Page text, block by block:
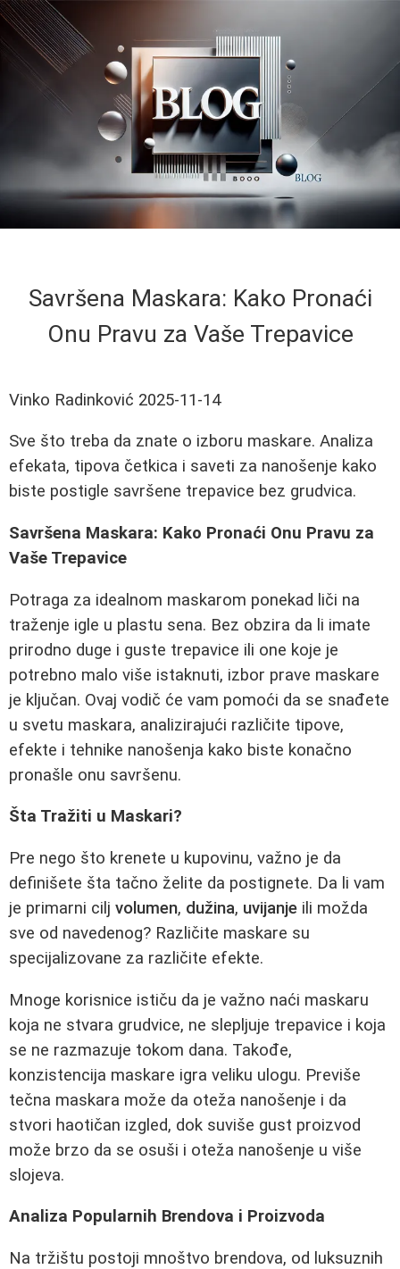
Savršena Maskara: Kako Pronaći
Onu Pravu za Vaše Trepavice
Vinko Radinković 2025-11-14
Sve što treba da znate o izboru maskare. Analiza
efekata, tipova četkica i saveti za nanošenje kako
biste postigle savršene trepavice bez grudvica.
Savršena Maskara: Kako Pronaći Onu Pravu za
Vaše Trepavice
Potraga za idealnom maskarom ponekad liči na
traženje igle u plastu sena. Bez obzira da li imate
prirodno duge i guste trepavice ili one koje je
potrebno malo više istaknuti, izbor prave maskare
je ključan. Ovaj vodič će vam pomoći da se snađete
u svetu maskara, analizirajući različite tipove,
efekte i tehnike nanošenja kako biste konačno
pronašle onu savršenu.
Šta Tražiti u Maskari?
Pre nego što krenete u kupovinu, važno je da
definišete šta tačno želite da postignete. Da li vam
je primarni cilj volumen, dužina, uvijanje ili možda
sve od navedenog? Različite maskare su
specijalizovane za različite efekte.
Mnoge korisnice ističu da je važno naći maskaru
koja ne stvara grudvice, ne slepljuje trepavice i koja
se ne razmazuje tokom dana. Takođe,
konzistencija maskare igra veliku ulogu. Previše
tečna maskara može da oteža nanošenje i da
stvori haotičan izgled, dok suviše gust proizvod
može brzo da se osuši i oteža nanošenje u više
slojeva.
Analiza Popularnih Brendova i Proizvoda
Na tržištu postoji mnoštvo brendova, od luksuznih